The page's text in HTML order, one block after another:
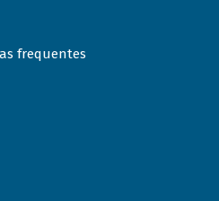
frequentes